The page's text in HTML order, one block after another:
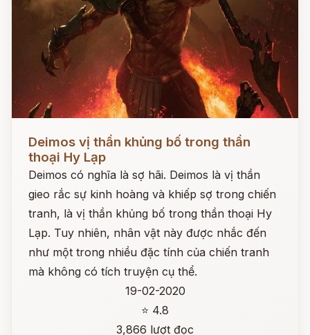
Deimos vị thần khủng bố trong thần
thoại Hy Lạp
Deimos có nghĩa là sợ hãi. Deimos là vị thần
gieo rắc sự kinh hoàng và khiếp sợ trong chiến
tranh, là vị thần khủng bố trong thần thoại Hy
Lạp. Tuy nhiên, nhân vật này được nhắc đến
như một trong nhiều đặc tính của chiến tranh
mà không có tích truyện cụ thể.
19-02-2020
⭐ 4.8
3,866 lượt đọc